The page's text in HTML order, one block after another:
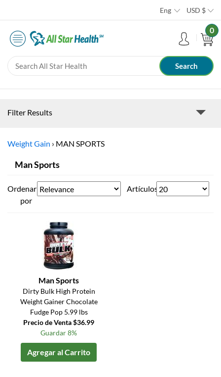
Eng USD $
0
Filter Results
Weight Gain › MAN SPORTS
Man Sports
Ordenar
por
Artículos
Man Sports
Dirty Bulk High Protein
Weight Gainer Chocolate
Fudge Pop 5.99 lbs
Precio de Venta $36.99
Guardar 8%
Agregar al Carrito